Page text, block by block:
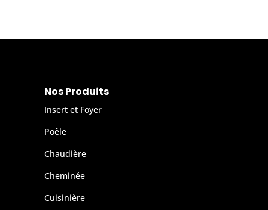
Nos Produits
Insert et Foyer
Poêle
Chaudière
Cheminée
Cuisinière